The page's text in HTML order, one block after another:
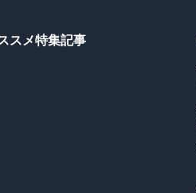
スメ特集記事